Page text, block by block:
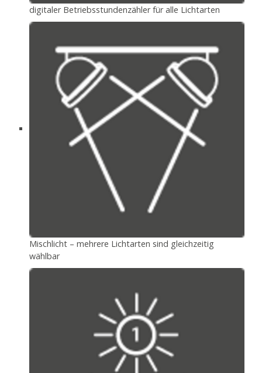
digitaler Betriebsstundenzähler für alle Lichtarten
Mischlicht – mehrere Lichtarten sind gleichzeitig
wählbar